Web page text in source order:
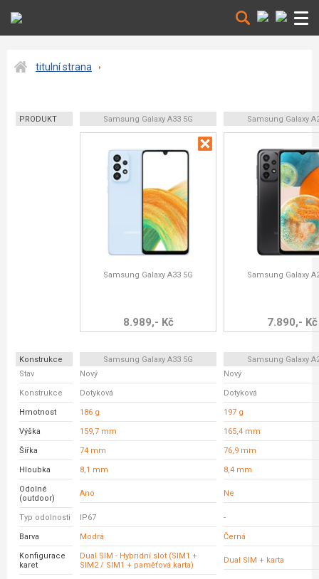
titulní strana
PRODUKT Samsung Galaxy A33 5G Samsung Galaxy
Samsung Galaxy A33 5G
8.989,- Kč
Samsung Galaxy
7.890,- Kč
Konstrukce Samsung Galaxy A33 5G
Samsung Galaxy
Stav
Nový Nový
Konstrukce Dotyková Dotyková
Hmotnost 186 g 197 g
Výška 159,7 mm 165,4 mm
Šířka 74 mm 76,9 mm
Hloubka 8,1 mm 8,4 mm
Odolné
(outdoor)
Ano Ne
Typ odolnosti IP67 -
Barva Modrá Černá
Konfigurace
karet
Dual SIM - Hybridní slot (SIM1 +
SIM2 / SIM1 + paměťová karta)
Dual SIM + karta